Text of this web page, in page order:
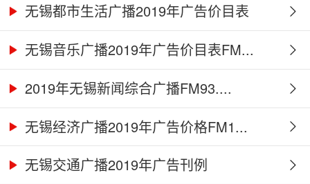
无锡都市生活广播2019年广告价目表
无锡音乐广播2019年广告价目表FM...
2019年无锡新闻综合广播FM93....
无锡经济广播2019年广告价格FM1...
无锡交通广播2019年广告刊例